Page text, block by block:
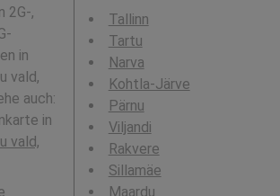
2G-,
in
vald,
auch:
in
vald,
Tallinn
Tartu
Narva
Kohtla-Järve
Pärnu
Viljandi
Rakvere
Sillamäe
Maardu